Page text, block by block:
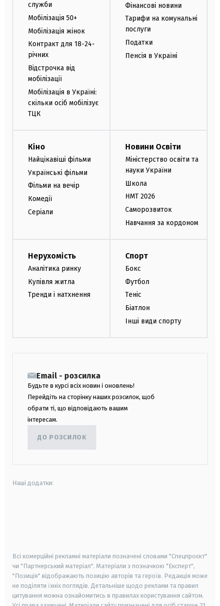
служби
Мобілізація 50+
Мобілізація жінок
Контракт для 18-24-
річних
Відстрочка від
мобілізації
Мобілізація в Україні:
скільки осіб мобілізує
ТЦК
Фінансові новини
Тарифи на комунальні
послуги
Податки
Пенсія в Україні
Кіно
Найцікавіші фільми
Українські фільми
Фільми на вечір
Комедії
Серіали
Новини Освіти
Міністерство освіти та
науки України
Школа
НМТ 2026
Саморозвиток
Навчання за кордоном
Нерухомість
Аналітика ринку
Купівля житла
Тренди і натхнення
Спорт
Бокс
Футбол
Теніс
Біатлон
Інші види спорту
Email - розсилка
Будьте в курсі всіх новин і оновлень!
Перейдіть на сторінку наших розсилок, щоб
обрати ті, що відповідають вашим
інтересам.
ДО РОЗСИЛОК
Наші додатки:
Всі комерційні рекламні матеріали позначені словами "Спецпроєкт"
чи "Партнерський матеріал". Матеріали з позначкою "Експерт",
"Позиція" відображають позицію авторів та героїв. Редакція може
не поділяти їхніх поглядів. Детальніше щодо реклами та правил
цитування можна ознайомитись в правилах користування сайтом.